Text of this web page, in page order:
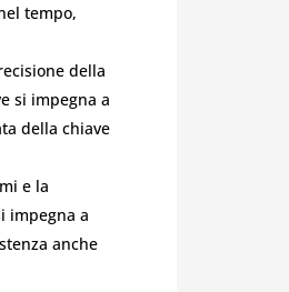
tempo,
della
si impegna a
della chiave
e la
impegna a
anche